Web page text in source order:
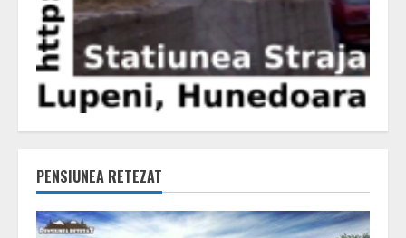
PENSIUNEA RETEZAT